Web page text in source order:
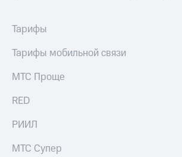
кабинет
Акционерный
капитал
Тарифы
Тарифы мобильной связи
МТС Проще
RED
РИИЛ
МТС Супер